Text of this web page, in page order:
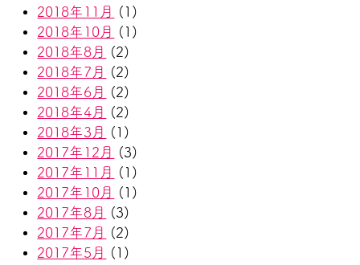
2018年11月
(1)
2018年10月
(1)
2018年8月
(2)
2018年7月
(2)
2018年6月
(2)
2018年4月
(2)
2018年3月
(1)
2017年12月
(3)
2017年11月
(1)
2017年10月
(1)
2017年8月
(3)
2017年7月
(2)
2017年5月
(1)